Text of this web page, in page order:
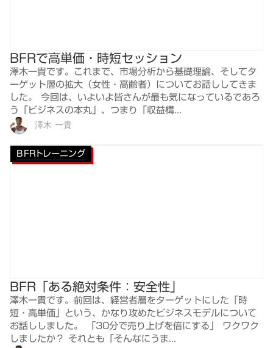
BFRで高単価・時短セッション
澤木一貴です。これまで、市場分析から基礎理論、そしてタ
ーゲット層の拡大（女性・高齢者）についてお話ししてきま
した。 今回は、いよいよ皆さんが最も気になっているであろ
う「ビジネスの本丸」、つまり「収益構...
澤木 一貴
BFRトレーニング
BFR「ある絶対条件：安全性」
澤木一貴です。前回は、経営者層をターゲットにした「時
短・高単価」という、かなり攻めたビジネスモデルについて
お話ししました。 「30分で売り上げを倍にする」 ワクワク
しましたか？ それとも「そんなにうま...